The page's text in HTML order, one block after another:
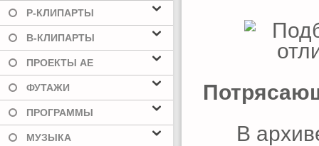
Р-КЛИПАРТЫ
В-КЛИПАРТЫ
ПРОЕКТЫ AE
ФУТАЖИ
ПРОГРАММЫ
МУЗЫКА
В